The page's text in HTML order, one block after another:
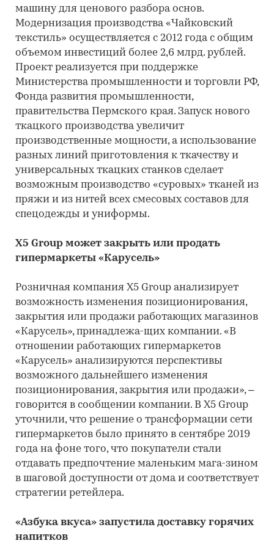
машину для ценового разбора основ.
Модернизация производства «Чайковский
текстиль» осуществляется с 2012 года с общим
объемом инвестиций более 2,6 млрд. рублей.
Проект реализуется при поддержке
Министерства промышленности и торговли РФ,
Фонда развития промышленности,
правительства Пермского края. Запуск нового
ткацкого производства увеличит
производственные мощности, а использование
разных линий приготовления к ткачеству и
универсальных ткацких станков сделает
возможным производство «суровых» тканей из
пряжи и из нитей всех смесовых составов для
спецодежды и униформы.
X5 Group может закрыть или продать
гипермаркеты «Карусель»
Розничная компания X5 Group анализирует
возможность изменения позиционирования,
закрытия или продажи работающих магазинов
«Карусель», принадлежа-щих компании. «В
отношении работающих гипермаркетов
«Карусель» анализируются перспективы
возможного дальнейшего изменения
позиционирования, закрытия или продажи», –
говорится в сообщении компании. В X5 Group
уточнили, что решение о трансформации сети
гипермаркетов было принято в сентябре 2019
года на фоне того, что покупатели стали
отдавать предпочтение маленьким мага-зином
в шаговой доступности от дома и соответствует
стратегии ретейлера.
«Азбука вкуса» запустила доставку горячих
напитков